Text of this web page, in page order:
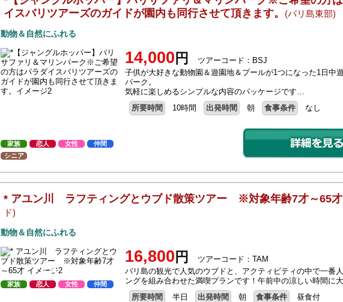
イスバリツアーズのガイドが園内も同行させて頂きます。
(バリ島東部)
動物＆自然にふれる
家族 恋人 女性
仲間
シニア
14,000 円
ツアーコード：BSJ
子供が大好きな動物園＆遊園地＆プールが1つになった1日中
パーク。
気軽に楽しめるシンプルな内容のパッケージです…
所要時間
10時間 出発時間 朝 食事条件 なし
* アユン川 ラフティングとウブド散策ツアー ※対象年齢7才～65才
ド)
動物＆自然にふれる
家族 恋人 女性 仲間
16,800 円
ツアーコード：TAM
バリ島の観光で人気のウブドと、アクティビティの中で一番
ングを組み合わせた満喫プランです！午前中の涼しい時間に
所要時間
半日 出発時間 朝 食事条件 昼食付